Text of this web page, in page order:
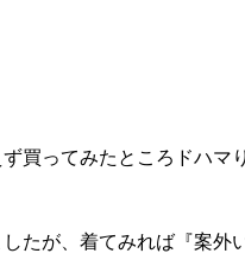
買ってみたところドハマ
たが、着てみれば『案外